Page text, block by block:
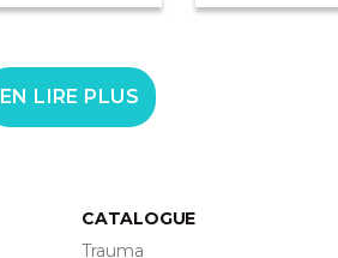
EN LIRE PLUS
CATALOGUE
Trauma